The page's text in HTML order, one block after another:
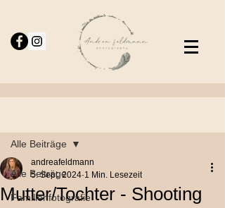
Alle Beiträge
Familienfotografie
Alle Beiträge
Mutter/Tochter - Shooting
andreafeldmann
5. Sept. 2024 1 Min. Lesezeit